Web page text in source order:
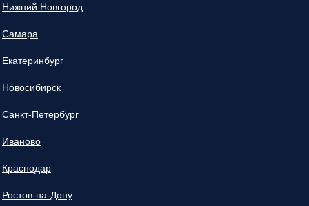
Нижний Новгород
Самара
Екатеринбург
Новосибирск
Санкт-Петербург
Иваново
Краснодар
Ростов-на-Дону